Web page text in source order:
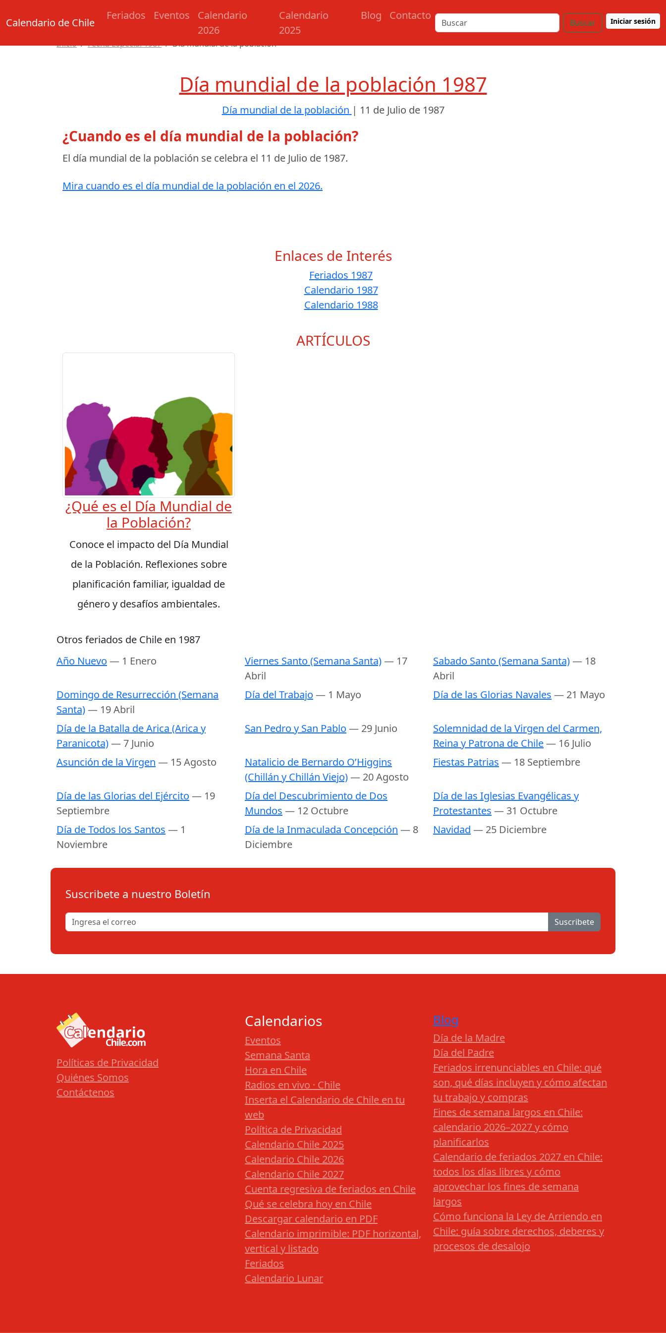
Calendario de Chile
Feriados Eventos
Calendario
2026
Calendario
2025
Blog Contacto
Buscar Iniciar sesión
Inicio Fecha Especial 1987 Día mundial de la población
Día mundial de la población 1987
Día mundial de la población | 11 de Julio de 1987
¿Cuando es el día mundial de la población?
El día mundial de la población se celebra el 11 de Julio de 1987.
Mira cuando es el día mundial de la población en el 2026.
Enlaces de Interés
Feriados 1987
Calendario 1987
Calendario 1988
ARTÍCULOS
¿Qué es el Día Mundial de
la Población?
Conoce el impacto del Día Mundial
de la Población. Reflexiones sobre
planificación familiar, igualdad de
género y desafíos ambientales.
Otros feriados de Chile en 1987
Año Nuevo — 1 Enero Viernes Santo (Semana Santa)— 17
Abril
Sabado Santo (Semana Santa)— 18
Abril
Domingo de Resurrección (Semana
Santa)— 19 Abril
Día del Trabajo — 1 Mayo Día de las Glorias Navales — 21 Mayo
Día de la Batalla de Arica (Arica y
Paranicota)— 7 Junio
San Pedro y San Pablo — 29 Junio
Solemnidad de la Virgen del Carmen,
Reina y Patrona de Chile— 16 Julio
Asunción de la Virgen — 15 Agosto
Natalicio de Bernardo O’Higgins
(Chillán y Chillán Viejo)— 20 Agosto
Fiestas Patrias — 18 Septiembre
Día de las Glorias del Ejército — 19
Septiembre
Día del Descubrimiento de Dos
Mundos — 12 Octubre
Día de las Iglesias Evangélicas y
Protestantes — 31 Octubre
Día de Todos los Santos — 1
Noviembre
Día de la Inmaculada Concepción — 8
Diciembre
Navidad — 25 Diciembre
Suscribete a nuestro Boletín
Suscribete
Políticas de Privacidad
Quiénes Somos
Contáctenos
Calendarios
Eventos
Semana Santa
Hora en Chile
Radios en vivo · Chile
Inserta el Calendario de Chile en tu
web
Política de Privacidad
Calendario Chile 2025
Calendario Chile 2026
Calendario Chile 2027
Cuenta regresiva de feriados en Chile
Qué se celebra hoy en Chile
Descargar calendario en PDF
Calendario imprimible: PDF horizontal,
vertical y listado
Feriados
Calendario Lunar
Blog
Día de la Madre
Día del Padre
Feriados irrenunciables en Chile: qué
son, qué días incluyen y cómo afectan
tu trabajo y compras
Fines de semana largos en Chile:
calendario 2026–2027 y cómo
planificarlos
Calendario de feriados 2027 en Chile:
todos los días libres y cómo
aprovechar los fines de semana
largos
Cómo funciona la Ley de Arriendo en
Chile: guía sobre derechos, deberes y
procesos de desalojo